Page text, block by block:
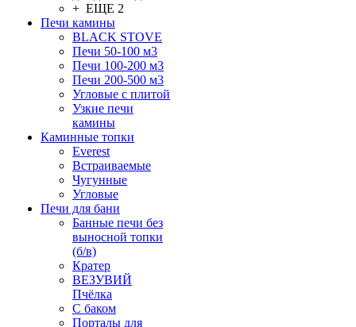
+ ЕЩЕ 2
Печи камины
BLACK STOVE
Печи 50-100 м3
Печи 100-200 м3
Печи 200-500 м3
Угловые с плитой
Узкие печи
камины
Каминные топки
Everest
Встраиваемые
Чугунные
Угловые
Печи для бани
Банные печи без
выносной топки
(б/в)
Кратер
ВЕЗУВИЙ
Пчёлка
С баком
Порталы для